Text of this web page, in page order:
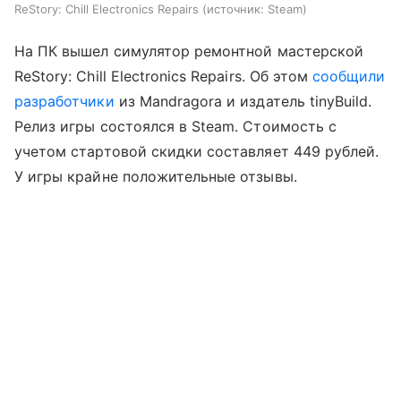
ReStory: Chill Electronics Repairs источник: Steam
На ПК вышел симулятор ремонтной мастерской
ReStory: Chill Electronics Repairs. Об этомсообщили
разработчики из Mandragora и издатель tinyBuild.
Релиз игры состоялся в Steam. Стоимость с
учетом стартовой скидки составляет 449 рублей.
У игры крайне положительные отзывы.